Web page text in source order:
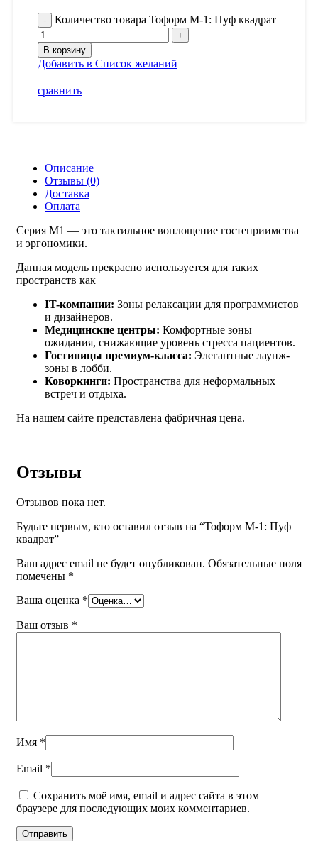
Количество товара Тоформ М-1: Пуф квадрат
В корзину
Добавить в Список желаний
сравнить
Описание
Отзывы (0)
Доставка
Оплата
Серия M1 — это тактильное воплощение гостеприимства
и эргономики.
Данная модель прекрасно используется для таких
пространств как
IT-компании: Зоны релаксации для программистов
и дизайнеров.
Медицинские центры: Комфортные зоны
ожидания, снижающие уровень стресса пациентов.
Гостиницы премиум-класса: Элегантные лаунж-
зоны в лобби.
Коворкинги: Пространства для неформальных
встреч и отдыха.
На нашем сайте представлена фабричная цена.
Отзывы
Отзывов пока нет.
Будьте первым, кто оставил отзыв на “Тоформ М-1: Пуф
квадрат”
Ваш адрес email не будет опубликован. Обязательные поля
помечены *
Ваша оценка *
Ваш отзыв *
Имя *
Email *
Сохранить моё имя, email и адрес сайта в этом
браузере для последующих моих комментариев.